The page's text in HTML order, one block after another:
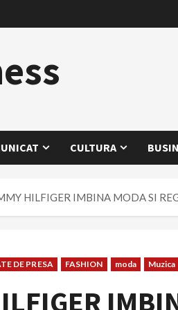
CULTURA
HILFIGER IMBINA MODA SI
DE PRESA FASHION moda Muzica